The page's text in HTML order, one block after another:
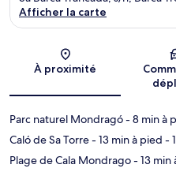
Afficher la carte
À proximité
Parc naturel Mondragó- 8 min à
Caló de Sa Torre- 13 min à pied -
Plage de Cala Mondrago- 13 min